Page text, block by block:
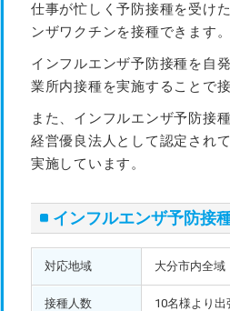
仕事が忙しく予防接種を受け
ンザワクチンを接種できます。
インフルエンザ予防接種を自
業所内接種を実施することで
また、インフルエンザ予防接
経営優良法⼈として認定され
実施しています。
インフルエンザ予防接
対応地域 大分市内全域
接種人数 10名様より